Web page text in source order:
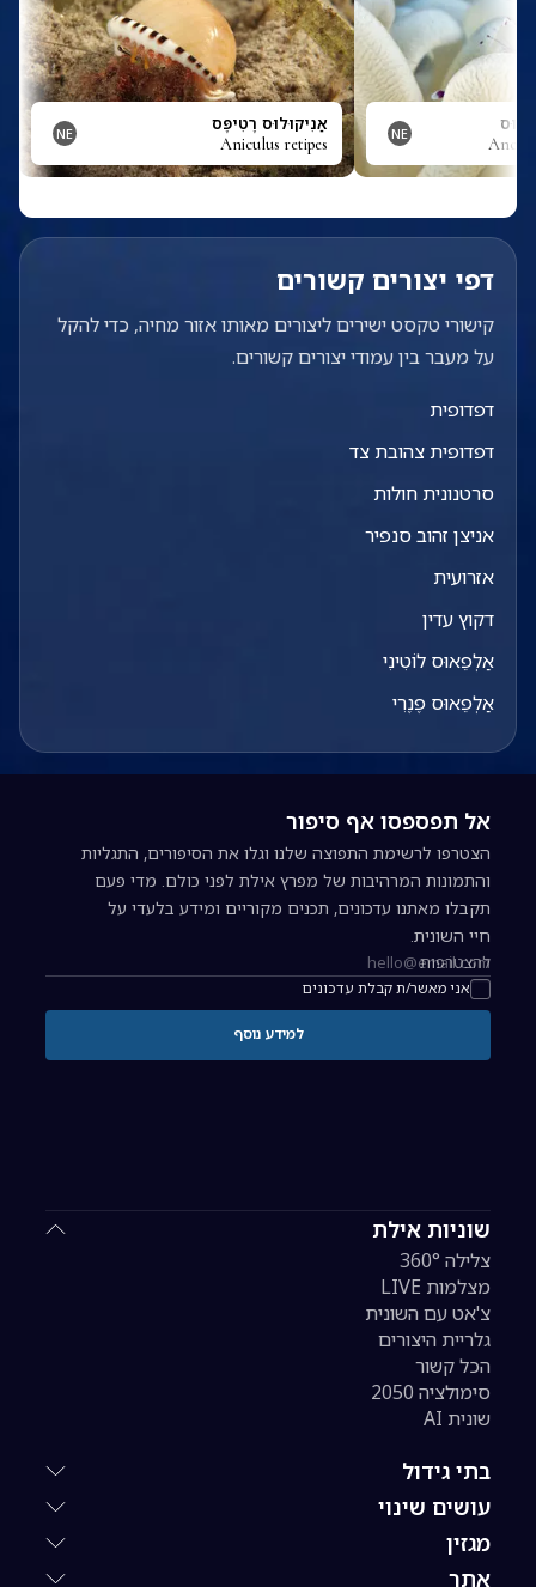
NE אַנִיקוּלוּס רֶטִיפֶּס
Aniculus retipes
NE
דפי יצורים קשורים
קישורי טקסט ישירים ליצורים מאותו אזור מחיה, כדי להקל
על מעבר בין עמודי יצורים קשורים.
דפדופית
דפדופית צהובת צד
סרטנונית חולות
אניצן זהוב סנפיר
אזרועית
דקוץ עדין
אַלְפֵאוּס לוֹטִינִי
אַלְפֵאוּס פֶנֶרִי
שוניות אילת
צלילה 360°
מצלמות LIVE
צ'אט עם השונית
גלריית היצורים
הכל קשור
סימולציה 2050
שונית AI
בתי גידול
עושים שינוי
מגזין
אתר
אל תפספסו אף סיפור
הצטרפו לרשימת התפוצה שלנו וגלו את הסיפורים, התגליות
והתמונות המרהיבות של מפרץ אילת לפני כולם. מדי פעם
תקבלו מאתנו עדכונים, תכנים מקוריים ומידע בלעדי על
חיי השונית.
כתובת אימייל להרשמה לניוזלטר
אני מאשר/ת קבלת עדכונים
להצטרפות
למידע נוסף